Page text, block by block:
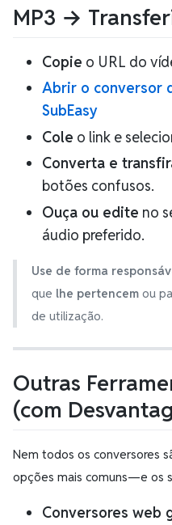
MP3 →
Copie o URL do
Abrir o conversor
SubEasy
Cole o link e
Converta e
botões confusos.
Ouça ou edite no
áudio preferido.
Use de forma
que lhe pertencemou
de utilização.
Outras
(com
Nem todos os conversores
opções mais comuns—e os
Conversores web